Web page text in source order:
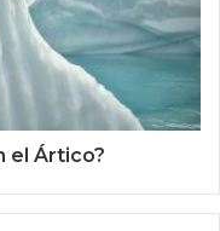
el Ártico?